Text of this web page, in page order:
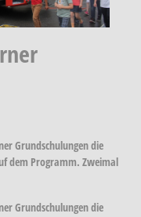
Grundschulungen die
dem Programm. Zweimal
Grundschulungen die